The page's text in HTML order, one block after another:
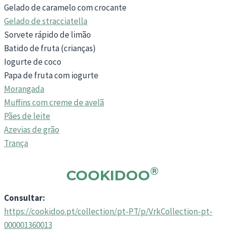
Gelado de caramelo com crocante
Gelado de stracciatella
Sorvete rápido de limão
Batido de fruta (crianças)
Iogurte de coco
Papa de fruta com iogurte
Morangada
Muffins com creme de avelã
Pães de leite
Azevias de grão
Trança
COOKIDOO®
Consultar:
https://cookidoo.pt/collection/pt-PT/p/VrkCollection-pt-
000001360013